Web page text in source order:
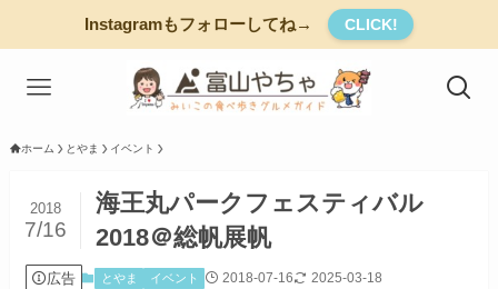
Instagramもフォローしてね→ CLICK!
ホーム とやま イベント
海王丸パークフェスティバル
2018＠総帆展帆
2018
7/16
広告 とやま イベント 2018-07-16 2025-03-18